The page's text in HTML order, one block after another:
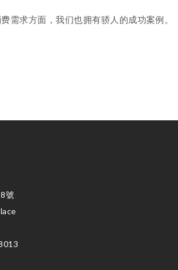
需求方面，我们也拥有骄人的成功案例。
號